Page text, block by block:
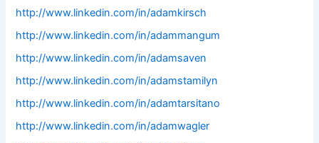
http://www.linkedin.com/in/adamkirsch
http://www.linkedin.com/in/adammangum
http://www.linkedin.com/in/adamsaven
http://www.linkedin.com/in/adamstamilyn
http://www.linkedin.com/in/adamtarsitano
http://www.linkedin.com/in/adamwagler